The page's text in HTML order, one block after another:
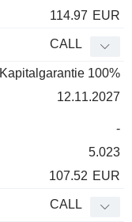
114.97 EUR
CALL
Kapitalgarantie 100%
12.11.2027
-
5.023
107.52 EUR
CALL